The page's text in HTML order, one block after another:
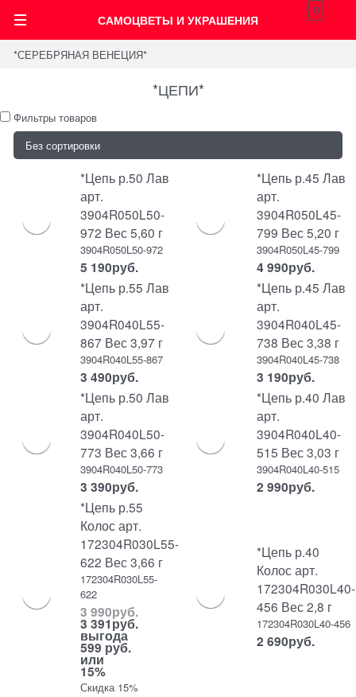
САМОЦВЕТЫ И УКРАШЕНИЯ
0
*СЕРЕБРЯНАЯ ВЕНЕЦИЯ*
*ЦЕПИ*
Фильтры товаров
*Цепь р.50 Лав
арт.
3904R050L50-
972 Вес 5,60 г
3904R050L50-972
5 190руб.
*Цепь р.45 Лав
арт.
3904R050L45-
799 Вес 5,20 г
3904R050L45-799
4 990руб.
*Цепь р.55 Лав
арт.
3904R040L55-
867 Вес 3,97 г
3904R040L55-867
3 490руб.
*Цепь р.45 Лав
арт.
3904R040L45-
738 Вес 3,38 г
3904R040L45-738
3 190руб.
*Цепь р.50 Лав
арт.
3904R040L50-
773 Вес 3,66 г
3904R040L50-773
3 390руб.
*Цепь р.40 Лав
арт.
3904R040L40-
515 Вес 3,03 г
3904R040L40-515
2 990руб.
*Цепь р.55
Колос арт.
172304R030L55-
622 Вес 3,66 г
172304R030L55-
622
3 990руб.
3 391руб.
выгода
599 руб.
или
15%
Скидка 15%
*Цепь р.40
Колос арт.
172304R030L40-
456 Вес 2,8 г
172304R030L40-456
2 690руб.